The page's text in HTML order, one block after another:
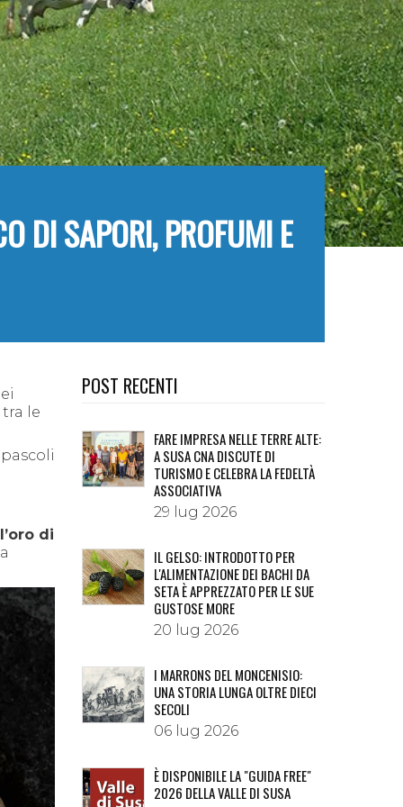
DI SAPORI, PROFUMI E
le
di
POST RECENTI
FARE IMPRESA NELLE TERRE ALTE:
A SUSA CNA DISCUTE DI
TURISMO E CELEBRA LA FEDELTÀ
ASSOCIATIVA
29 lug 2026
IL GELSO: INTRODOTTO PER
L'ALIMENTAZIONE DEI BACHI DA
SETA È APPREZZATO PER LE SUE
GUSTOSE MORE
20 lug 2026
I MARRONS DEL MONCENISIO:
UNA STORIA LUNGA OLTRE DIECI
SECOLI
06 lug 2026
È DISPONIBILE LA "GUIDA FREE"
2026 DELLA VALLE DI SUSA